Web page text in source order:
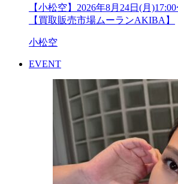
【小松空】2026年8月24日(月
【買取販売市場ムーランAKIBA】
小松空
EVENT